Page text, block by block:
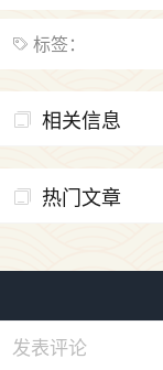
标签：
相关信息
热门文章
发表评论